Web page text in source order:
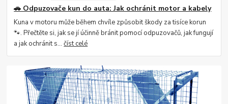
🚗 Odpuzovače kun do auta: Jak ochránit motor a kabely
Kuna v motoru může během chvíle způsobit škody za tisíce korun
🐾. Přečtěte si, jak se jí účinně bránit pomocí odpuzovačů, jak fungují
a jak ochránit s...číst celé